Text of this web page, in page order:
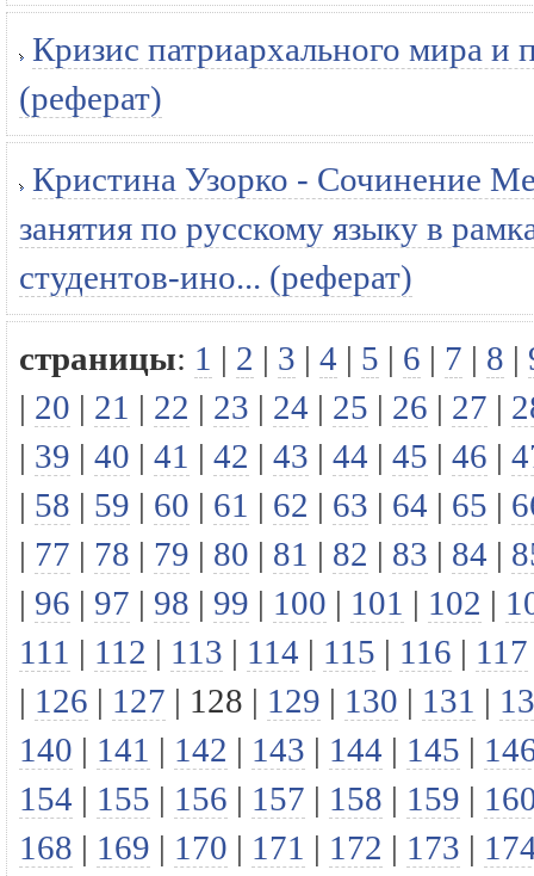
Кризис патриархального мира и
(реферат)
Кристина Узорко - Сочинение
занятия по русскому языку в
студентов-ино... (реферат)
страницы: 1 | 2 | 3 | 4 | 5 | 6 | 7 | 8 |
| 20 | 21 | 22 | 23 | 24 | 25 | 26 | 27 |
| 39 | 40 | 41 | 42 | 43 | 44 | 45 | 46 |
| 58 | 59 | 60 | 61 | 62 | 63 | 64 | 65 |
| 77 | 78 | 79 | 80 | 81 | 82 | 83 | 84 |
| 96 | 97 | 98 | 99 | 100 | 101 | 102 |
111 | 112 | 113 | 114 | 115 | 116 | 117
| 126 | 127 | 128 | 129 | 130 | 131 |
140 | 141 | 142 | 143 | 144 | 145 |
154 | 155 | 156 | 157 | 158 | 159 |
168 | 169 | 170 | 171 | 172 | 173 |